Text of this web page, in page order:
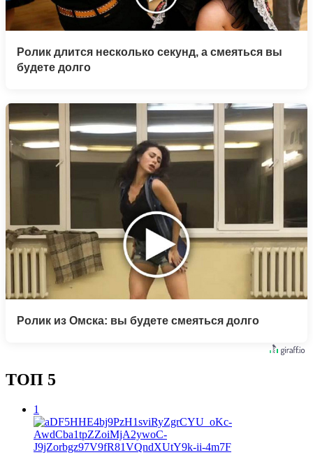
Ролик длится несколько секунд, а смеяться вы
будете долго
Ролик из Омска: вы будете смеяться долго
ТОП 5
1